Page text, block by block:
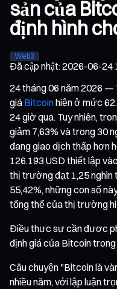
sản của
định hình
Web3
Đã cập nhật:2026-06-24
24 tháng 06 năm 2026
giá Bitcoinhiện ở mức
24 giờ qua. Tuy nhiên,
giảm 7,63% và trong 30
đang giao dịch thấp hơn
126.193 USD thiết lập
thị trường đạt 1,25 nghìn
55,42%, những con số
tổng thể của thị trường
Điều thực sự cần được
định giá của Bitcoin trong
Câu chuyện "Bitcoin là
nhiều năm, với lập luận